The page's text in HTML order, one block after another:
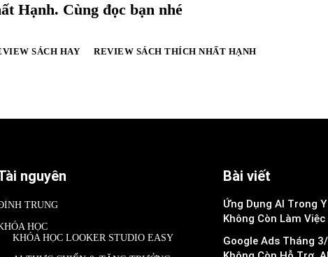
Hạnh. Cùng đọc bạn nhé
SÁCH HAY REVIEW SÁCH THÍCH NHẤT HẠNH
nguyên
TRUNG
HỌC
KHÓA HỌC LOOKER STUDIO EASY
Bài viết
Ứng Dụng AI Trong
Không Còn Làm
Google Ads Tháng